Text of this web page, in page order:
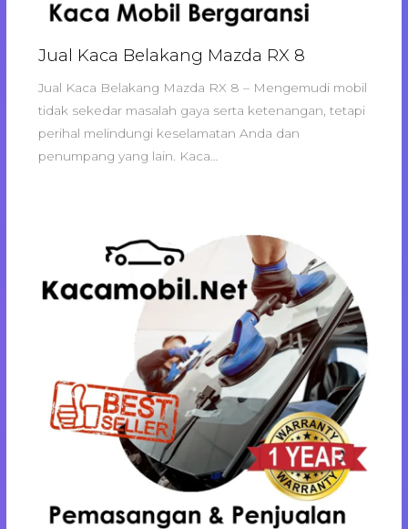
Jual Kaca Belakang Mazda RX 8
Jual Kaca Belakang Mazda RX 8 – Mengemudi mobil
tidak sekedar masalah gaya serta ketenangan, tetapi
perihal melindungi keselamatan Anda dan
penumpang yang lain. Kaca…